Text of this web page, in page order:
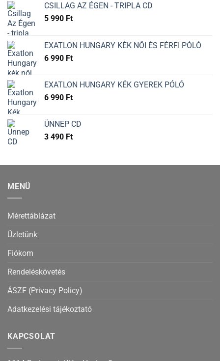
CSILLAG AZ ÉGEN - TRIPLA CD
5 990 Ft
EXATLON HUNGARY KÉK NŐI ÉS FÉRFI PÓLÓ
6 990 Ft
EXATLON HUNGARY KÉK GYEREK PÓLÓ
6 990 Ft
ÜNNEP CD
3 490 Ft
MENÜ
Mérettáblázat
Üzletünk
Fiókom
Rendeléskövetés
ÁSZF (Privacy Policy)
Adatkezelési tájékoztató
KAPCSOLAT